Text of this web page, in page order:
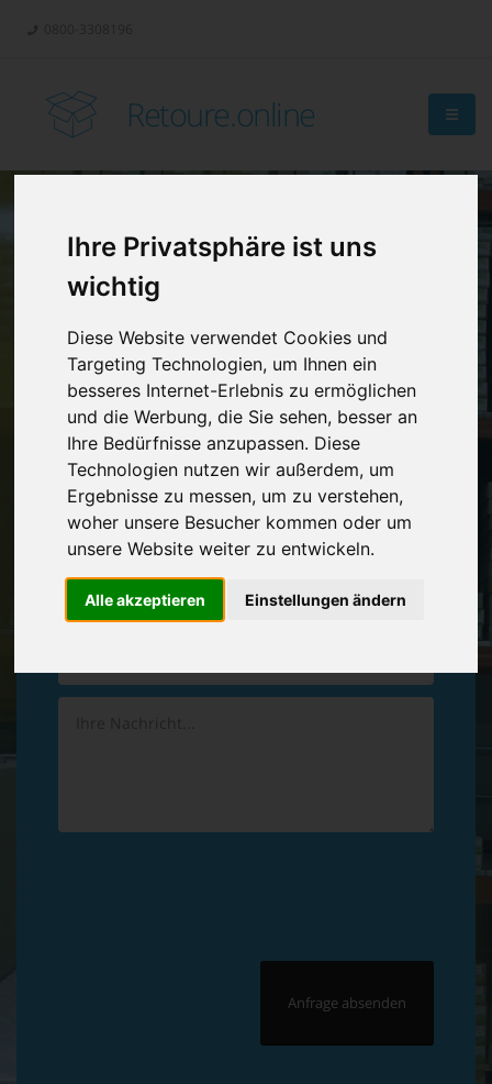
Ihre Privatsphäre ist uns
wichtig
Diese Website verwendet Cookies und
Targeting Technologien, um Ihnen ein
besseres Internet-Erlebnis zu ermöglichen
und die Werbung, die Sie sehen, besser an
Ihre Bedürfnisse anzupassen. Diese
Technologien nutzen wir außerdem, um
Ergebnisse zu messen, um zu verstehen,
woher unsere Besucher kommen oder um
unsere Website weiter zu entwickeln.
Alle akzeptieren Einstellungen ändern
Retoure.online
Retouren-
Management?
Vereinbaren Sie einenRückruf
Hinterlassen Sie uns gern eine persönliche Nachricht.